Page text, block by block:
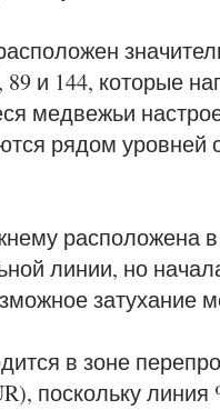
и 144, которые
медвежьи
рядом уровней
расположена
линии, но
затухание
в зоне
поскольку линия